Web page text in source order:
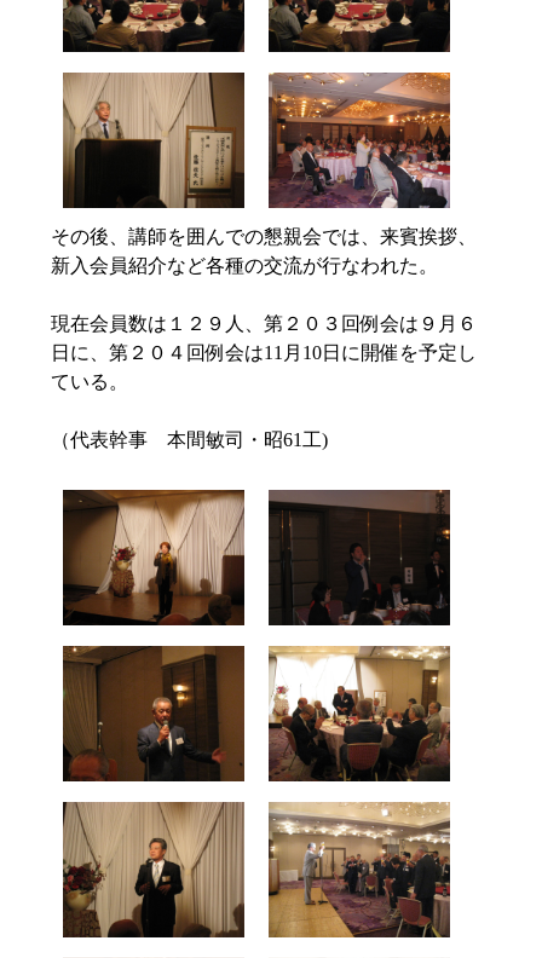
その後、講師を囲んでの懇親会では、来賓挨拶、
新入会員紹介など各種の交流が行なわれた。
現在会員数は１２９人、第２０３回例会は９月６
日に、第２０４回例会は11月10日に開催を予定し
ている。
（代表幹事 本間敏司・昭61工)